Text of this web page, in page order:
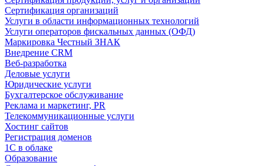
Сертификация организаций
Услуги в области информационных технологий
Услуги операторов фискальных данных (ОФД)
Маркировка Честный ЗНАК
Внедрение CRM
Веб-разработка
Деловые услуги
Юридические услуги
Бухгалтерское обслуживание
Реклама и маркетинг, PR
Телекоммуникационные услуги
Хостинг сайтов
Регистрация доменов
1С в облаке
Образование